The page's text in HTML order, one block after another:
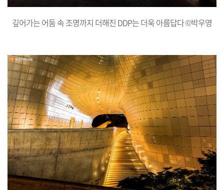
깊어가는 어둠 속 조명까지 더해진 DDP는 더욱 아름답다 ©박우영